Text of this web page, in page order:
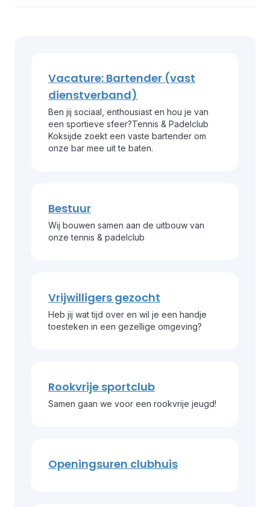
Vacature: Bartender (vast
dienstverband)
Ben jij sociaal, enthousiast en hou je van
een sportieve sfeer?Tennis & Padelclub
Koksijde zoekt een vaste bartender om
onze bar mee uit te baten.
Bestuur
Wij bouwen samen aan de uitbouw van
onze tennis & padelclub
Vrijwilligers gezocht
Heb jij wat tijd over en wil je een handje
toesteken in een gezellige omgeving?
Rookvrije sportclub
Samen gaan we voor een rookvrije jeugd!
Openingsuren clubhuis